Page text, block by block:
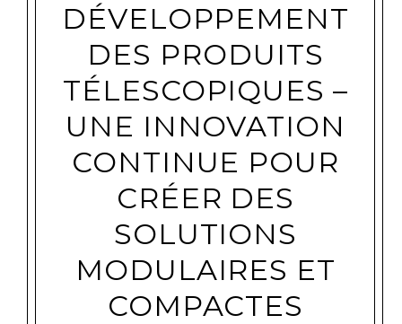
DÉVELOPPEMENT
DES PRODUITS
TÉLESCOPIQUES –
UNE INNOVATION
CONTINUE POUR
CRÉER DES
SOLUTIONS
MODULAIRES ET
COMPACTES